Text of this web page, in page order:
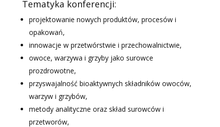
Tematyka konferencji:
projektowanie nowych produktów, procesów i
opakowań,
innowacje w przetwórstwie i przechowalnictwie,
owoce, warzywa i grzyby jako surowce
prozdrowotne,
przyswajalność bioaktywnych składników owoców,
warzyw i grzybów,
metody analityczne oraz skład surowców i
przetworów,